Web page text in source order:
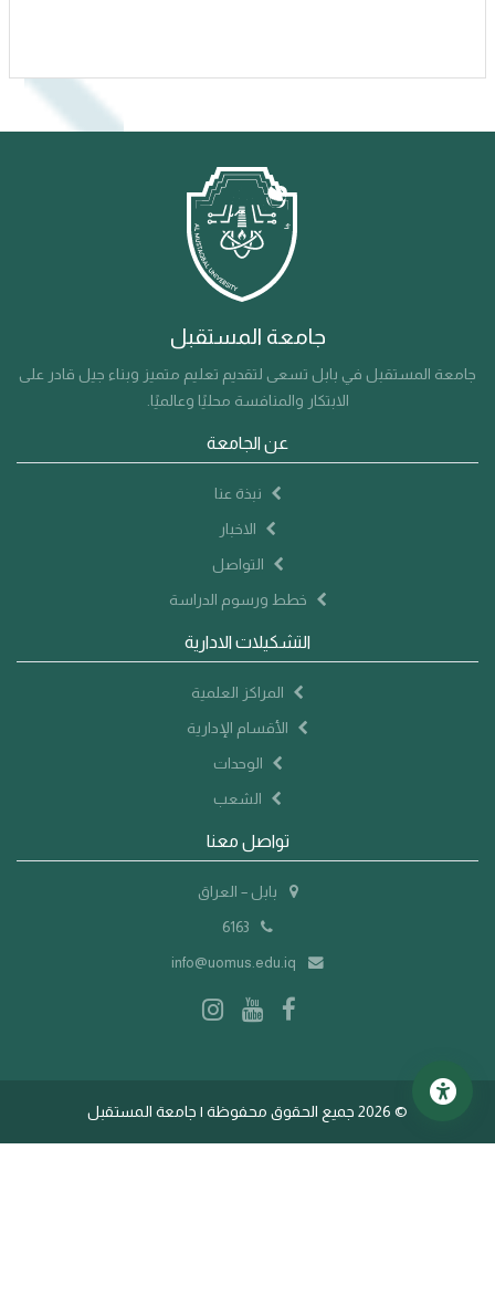
جامعة المستقبل
جامعة المستقبل في بابل تسعى لتقديم تعليم متميز وبناء جيل قادر على
الابتكار والمنافسة محليًا وعالميًا.
عن الجامعة
نبذة عنا
الاخبار
التواصل
خطط ورسوم الدراسة
التشكيلات الادارية
المراكز العلمية
الأقسام الإدارية
الوحدات
الشعب
تواصل معنا
بابل – العراق
info@uomus.edu.iq
© 2026 جميع الحقوق محفوظة | جامعة المستقبل